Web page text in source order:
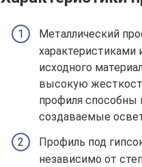
Металлический
характеристиками
исходного
высокую
профиля способны
создаваемые
Профиль под
независимо от